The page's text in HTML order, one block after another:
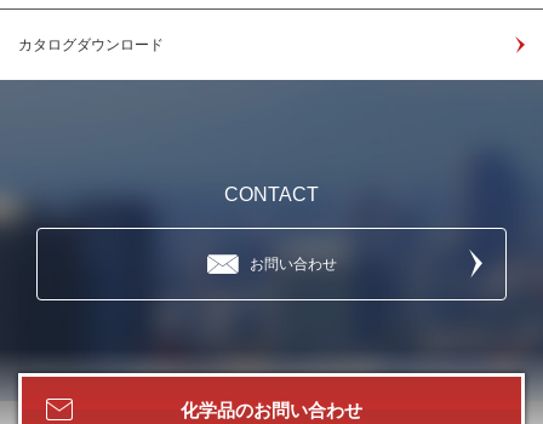
カタログダウンロード
化学品のお問い合わせ
CONTACT
お問い合わせ